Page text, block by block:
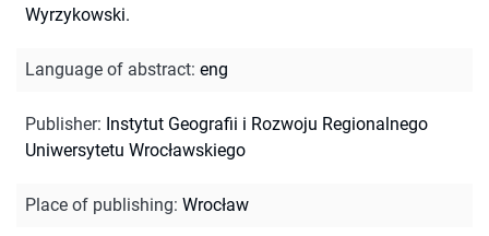
Wyrzykowski.
Language of abstract: eng
Publisher: Instytut Geografii i Rozwoju Regionalnego
Uniwersytetu Wrocławskiego
Place of publishing: Wrocław